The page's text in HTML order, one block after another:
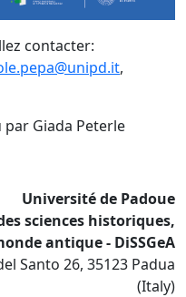
contacter:
,
par Giada Peterle
Université de Padoue
sciences historiques,
antique - DiSSGeA
Santo 26, 35123 Padua
(Italy)